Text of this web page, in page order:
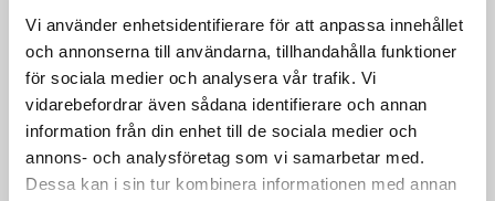
Vi använder enhetsidentifierare för att anpassa innehållet
och annonserna till användarna, tillhandahålla funktioner
för sociala medier och analysera vår trafik. Vi
vidarebefordrar även sådana identifierare och annan
information från din enhet till de sociala medier och
annons- och analysföretag som vi samarbetar med.
Dessa kan i sin tur kombinera informationen med annan
Höstens stora EA-händelse
30
september
Pm3 grund får toppbetyg
21
september
2015
Gör livet enklare med TRIM
16